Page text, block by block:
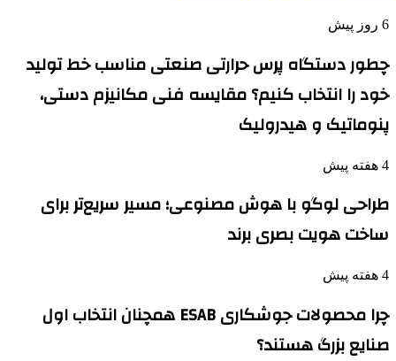
6 روز پیش
چطور دستگاه پرس حرارتی صنعتی مناسب خط تولید
خود را انتخاب کنیم؟ مقایسه فنی مکانیزم دستی،
پنوماتیک و هیدرولیک
4 هفته پیش
طراحی لوگو با هوش مصنوعی؛ مسیر سریع‌تر برای
ساخت هویت بصری برند
4 هفته پیش
چرا محصولات جوشکاری ESAB همچنان انتخاب اول
صنایع بزرگ هستند؟